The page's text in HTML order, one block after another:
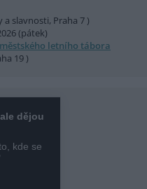
a slavnosti, Praha 7 )
(pátek)
letního tábora
19 )